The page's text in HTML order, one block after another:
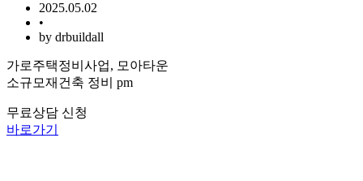
2025.05.02
•
by drbuildall
가로주택정비사업, 모아타운
소규모재건축 정비 pm
무료상담 신청
바로가기